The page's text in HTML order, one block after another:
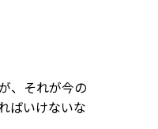
、それが今の
ばいけないな